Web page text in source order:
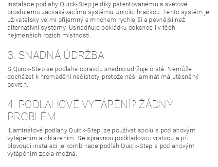
Instalace podlahy Quick-Step je díky patentovanému a světově
proslulému zacvakávacímu systému Uniclic hračkou. Tento systém je
uživatelsky velmi příjemný a mnohem rychlejší a pevnější než
alternativní systémy. Usnadňuje pokládku dokonce i v těch
nejmenších rozích místnosti.
3. SNADNÁ ÚDRŽBA
S Quick-Step se podlaha opravdu snadno udržuje čistá. Nemůže
docházet k hromadění nečistoty, protože náš laminát má utěsněný
povrch.
4. PODLAHOVÉ VYTÁPĚNÍ? ŽÁDNÝ
PROBLÉM
Laminátové podlahy Quick-Step lze používat spolu s podlahovým
vytápěním a chlazením. Se správnou podkladovou vrstvou a při
plovoucí instalaci je kombinace podlah Quick-Step s podlahovým
vytápěním zcela možná.